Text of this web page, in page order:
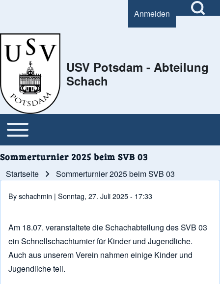
Close Search Block
Search
User account menu
Anmelden
USV Potsdam - Abteilung
Schach
Main navigation
Open or Close horizontal Main Menu
Sommerturnier 2025 beim SVB 03
Pfadnavigation
Startseite Sommerturnier 2025 beim SVB 03
Byschachmin | Sonntag, 27. Juli 2025 - 17:33
Am 18.07. veranstaltete die Schachabteilung des SVB 03
ein Schnellschachturnier für Kinder und Jugendliche.
Auch aus unserem Verein nahmen einige Kinder und
Jugendliche teil.